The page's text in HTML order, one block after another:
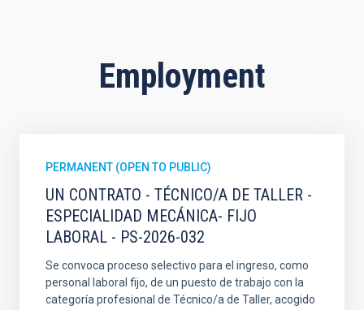
Employment
PERMANENT (OPEN TO PUBLIC)
UN CONTRATO - TÉCNICO/A DE TALLER -
ESPECIALIDAD MECÁNICA- FIJO
LABORAL - PS-2026-032
Se convoca proceso selectivo para el ingreso, como
personal laboral fijo, de un puesto de trabajo con la
categoría profesional de Técnico/a de Taller, acogido